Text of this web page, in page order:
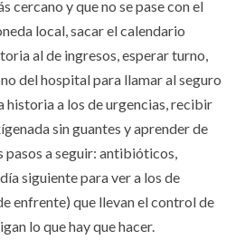
cercano y que no se pase con el
local, sacar el calendario
al de ingresos, esperar turno,
del hospital para llamar al seguro
historia a los de urgencias, recibir
sin guantes y aprender de
pasos a seguir: antibióticos,
siguiente para ver a los de
enfrente) que llevan el control de
lo que hay que hacer.